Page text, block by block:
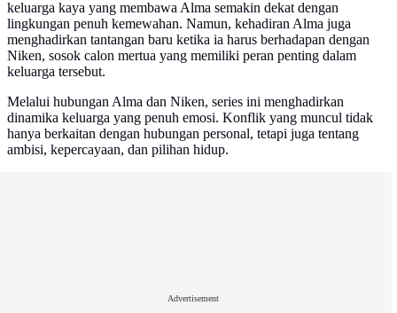
keluarga kaya yang membawa Alma semakin dekat dengan
lingkungan penuh kemewahan. Namun, kehadiran Alma juga
menghadirkan tantangan baru ketika ia harus berhadapan dengan
Niken, sosok calon mertua yang memiliki peran penting dalam
keluarga tersebut.
Melalui hubungan Alma dan Niken, series ini menghadirkan
dinamika keluarga yang penuh emosi. Konflik yang muncul tidak
hanya berkaitan dengan hubungan personal, tetapi juga tentang
ambisi, kepercayaan, dan pilihan hidup.
Advertisement